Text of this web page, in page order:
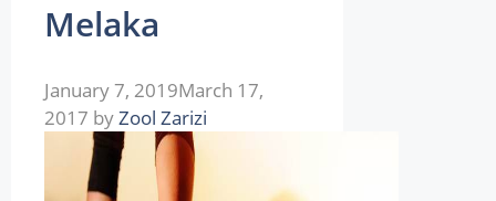
Melaka
January 7, 2019March 17,
2017 byZool Zarizi